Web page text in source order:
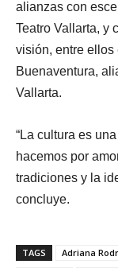
alianzas con
Teatro Vallarta, y
visión, entre
Buenaventura,
Vallarta.
“La cultura es
hacemos por
tradiciones y la
concluye.
TAGS Adriana